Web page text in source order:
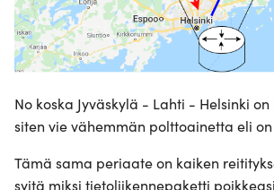
No koska Jyväskylä - Lahti - Helsinki on
siten vie vähemmän polttoainetta eli on
Tämä sama periaate on kaiken
syitä miksi tietoliikennepaketti